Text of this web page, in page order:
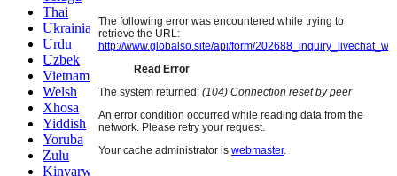
Thai
Ukrainian
Urdu
Uzbek
Vietnamese
Welsh
Xhosa
Yiddish
Yoruba
Zulu
Kinyarwanda